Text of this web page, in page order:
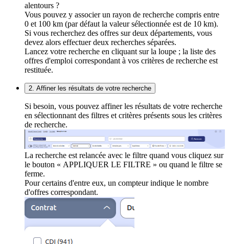
alentours ?
Vous pouvez y associer un rayon de recherche compris entre
0 et 100 km (par défaut la valeur sélectionnée est de 10 km).
Si vous recherchez des offres sur deux départements, vous
devez alors effectuer deux recherches séparées.
Lancez votre recherche en cliquant sur la loupe ; la liste des
offres d'emploi correspondant à vos critères de recherche est
restituée.
2. Affiner les résultats de votre recherche
Si besoin, vous pouvez affiner les résultats de votre recherche
en sélectionnant des filtres et critères présents sous les critères
de recherche.
La recherche est relancée avec le filtre quand vous cliquez sur
le bouton « APPLIQUER LE FILTRE » ou quand le filtre se
ferme.
Pour certains d'entre eux, un compteur indique le nombre
d'offres correspondant.